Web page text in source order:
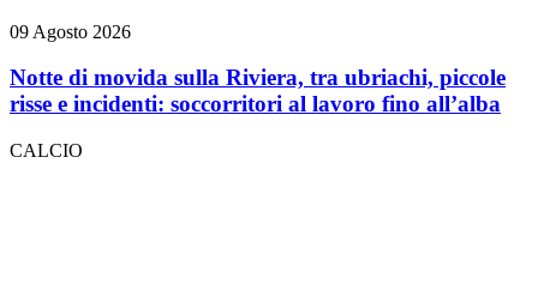
09 Agosto 2026
Notte di movida sulla Riviera, tra ubriachi, piccole
risse e incidenti: soccorritori al lavoro fino all’alba
CALCIO